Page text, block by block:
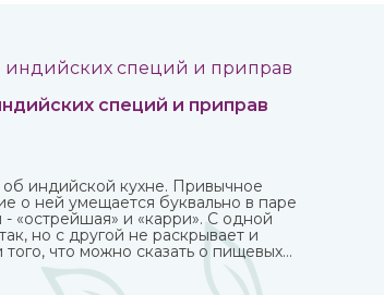
специй и приправ
индийской кухне. Привычное
о ней умещается буквально в паре
«острейшая» и «карри». С одной
но с другой не раскрывает и
того, что можно сказать о пищевых
стране.
одна из самых полезных в мире.